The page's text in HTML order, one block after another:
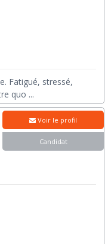
Fatigué, stressé,
quo ...
Voir le profil
Candidat